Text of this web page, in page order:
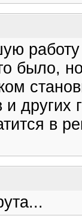
было,
других
в